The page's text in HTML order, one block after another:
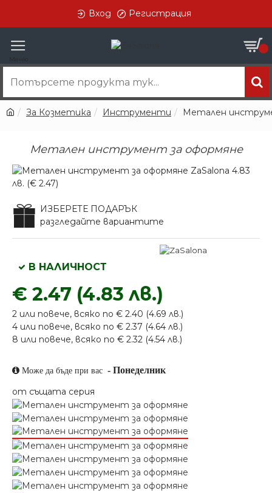
Вход Регистрация
За Козметика Инструменти Метален
Метален инструмент за оформяне
ИЗБЕРЕТЕ ПОДАРЪК
разгледайте вариантите
€ 2.47 (4.83 лв.)
2 или повече, всяко по € 2.40 (4.69 лв.)
4 или повече, всяко по € 2.37 (4.64 лв.)
8 или повече, всяко по € 2.32 (4.54 лв.)
В НАЛИЧНОСТ
Може да бъде при вас - Понеделник
от същата серия